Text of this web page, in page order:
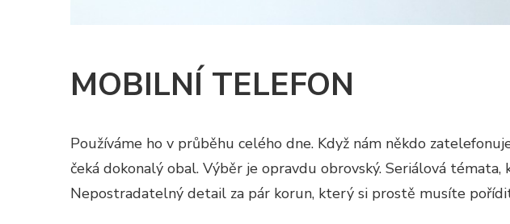
MOBILNÍ TELEFON
Používáme ho v průběhu celého dne. Když nám někdo
čeká dokonalý obal. Výběr je opravdu obrovský. Seriálová
Nepostradatelný detail za pár korun, který si prostě musíte